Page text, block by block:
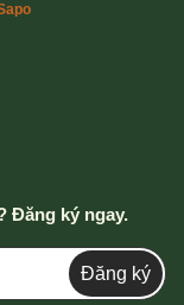
Đăng ký ngay.
Đăng ký